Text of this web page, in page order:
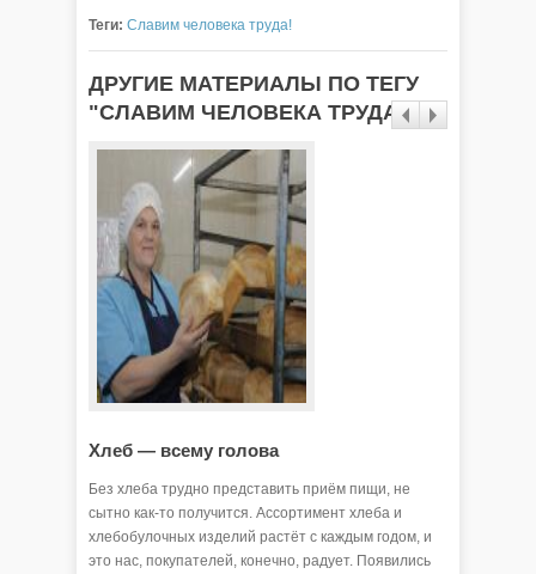
Теги: Славим человека труда!
ДРУГИЕ МАТЕРИАЛЫ ПО ТЕГУ
"СЛАВИМ ЧЕЛОВЕКА ТРУДА!"
Хлеб — всему голова
Без хлеба трудно представить приём пищи, не
сытно как-то получится. Ассортимент хлеба и
хлебобулочных изделий растёт с каждым годом, и
это нас, покупателей, конечно, радует. Появились